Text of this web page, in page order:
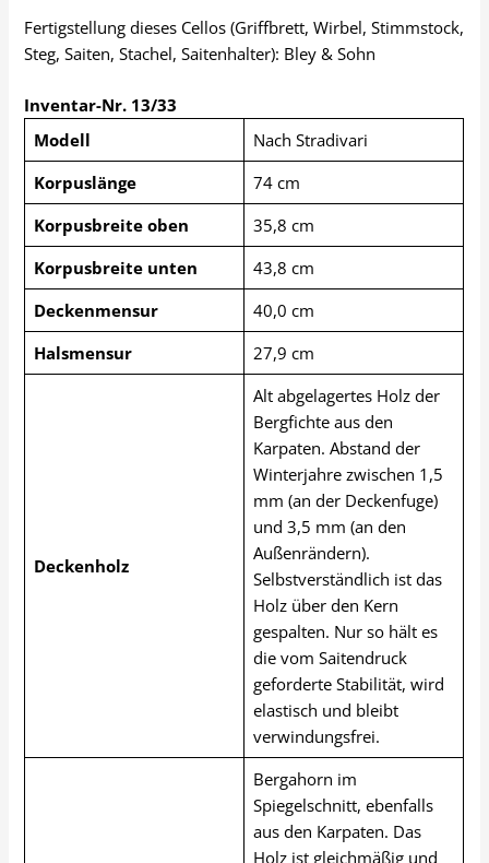
Fertigstellung dieses Cellos (Griffbrett, Wirbel, Stimmstock,
Steg, Saiten, Stachel, Saitenhalter): Bley & Sohn
Inventar-Nr. 13/33
Modell
Nach Stradivari
Korpuslänge
74 cm
Korpusbreite oben
35,8 cm
Korpusbreite unten
43,8 cm
Deckenmensur
40,0 cm
Halsmensur
27,9 cm
Deckenholz
Alt abgelagertes Holz der
Bergfichte aus den
Karpaten. Abstand der
Winterjahre zwischen 1,5
mm (an der Deckenfuge)
und 3,5 mm (an den
Außenrändern).
Selbstverständlich ist das
Holz über den Kern
gespalten. Nur so hält es
die vom Saitendruck
geforderte Stabilität, wird
elastisch und bleibt
verwindungsfrei.
Bergahorn im
Spiegelschnitt, ebenfalls
aus den Karpaten. Das
Holz ist gleichmäßig und